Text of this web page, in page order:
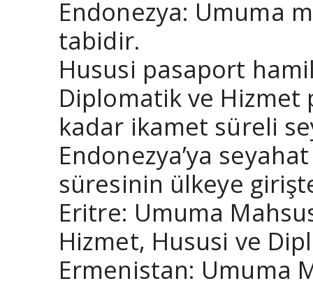
Endonezya: Umuma
tabidir.
Hususi pasaport
Diplomatik ve Hizmet
kadar ikamet süreli
Endonezya’ya
süresinin ülkeye
Eritre: Umuma
Hizmet, Hususi ve
Ermenistan: Umuma